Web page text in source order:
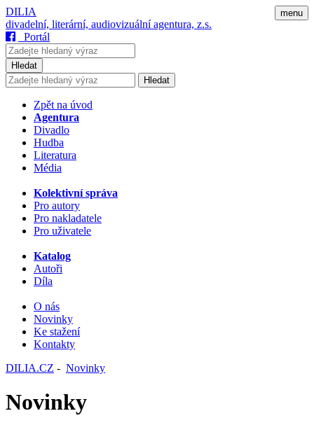
menu
DILIA
divadelní, literární, audiovizuální agentura, z.s.
Portál
Hledat
Hledat
Zpět na úvod
Agentura
Divadlo
Hudba
Literatura
Média
Kolektivní správa
Pro autory
Pro nakladatele
Pro uživatele
Katalog
Autoři
Díla
O nás
Novinky
Ke stažení
Kontakty
DILIA.CZ - Novinky
Novinky